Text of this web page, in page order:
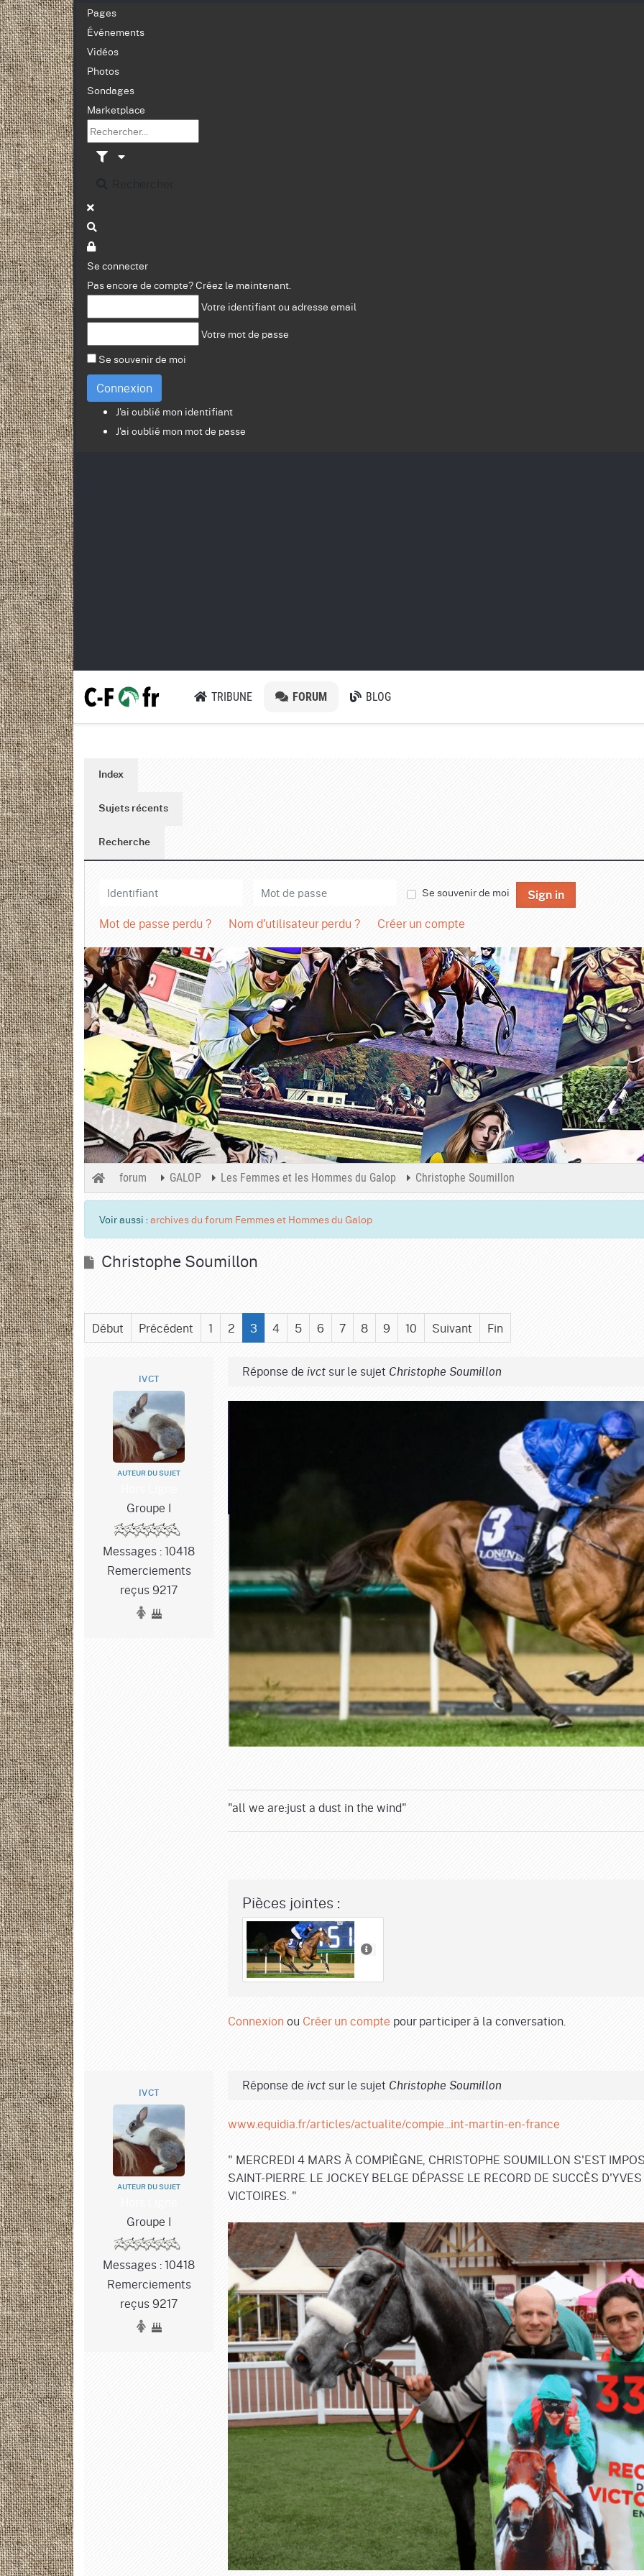
Pages
Événements
Vidéos
Photos
Sondages
Marketplace
Se connecter
Pas encore de compte? Créez le maintenant.
Votre identifiant ou adresse email
Votre mot de passe
Se souvenir de moi
Connexion
J'ai oublié mon identifiant
J'ai oublié mon mot de passe
TRIBUNE FORUM BLOG
Index
Sujets récents
Recherche
Se souvenir de moi Sign in
Mot de passe perdu ? Nom d'utilisateur perdu ? Créer un compte
forum GALOP Les Femmes et les Hommes du Galop Christophe Soumillon
Voir aussi :archives du forum Femmes et Hommes du Galop
Christophe Soumillon
Début Précédent 1 2 3 4 5 6 7 8 9 10 Suivant Fin
IVCT
AUTEUR DU SUJET
Groupe I
Messages : 10418
Remerciements
reçus 9217
Réponse de ivct sur le sujet Christophe Soumillon
"all we are:just a dust in the wind"
Pièces jointes :
Connexionou Créer un compte pour participer à la conversation.
IVCT
AUTEUR DU SUJET
Groupe I
Messages : 10418
Remerciements
reçus 9217
Réponse de ivct sur le sujet Christophe Soumillon
www.equidia.fr/articles/actualite/compie...int-martin-en-france
" MERCREDI 4 MARS À COMPIÈGNE, CHRISTOPHE SOUMILLON S'EST
SAINT-PIERRE. LE JOCKEY BELGE DÉPASSE LE RECORD DE SUCCÈS
VICTOIRES. "